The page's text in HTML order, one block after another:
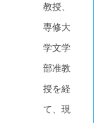
教授、
専修大
学文学
部准教
授を経
て、現